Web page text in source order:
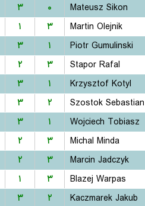
۳ ۰ Mateusz Sikon
۱ ۳ Martin Olejnik
۳ ۱ Piotr Gumulinski
۲ ۳ Stapor Rafal
۳ ۱ Krzysztof Kotyl
۳ ۲ Szostok Sebastian
۳ ۱ Wojciech Tobiasz
۲ ۳ Michal Minda
۲ ۳ Marcin Jadczyk
۱ ۳ Blazej Warpas
۳ ۲ Kaczmarek Jakub